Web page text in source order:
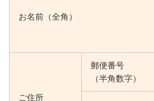
お名前（全角）
ご住所
郵便番号
（半角数字）